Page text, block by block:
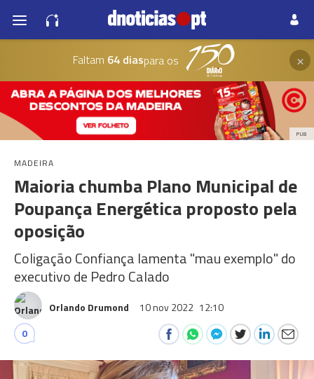
Faltam 64 diaspara os ×
PUB
MADEIRA
Maioria chumba Plano Municipal de
Poupança Energética proposto pela
oposição
Coligação Confiança lamenta "mau exemplo" do
executivo de Pedro Calado
Orlando Drumond 10 nov 2022 12:10
0